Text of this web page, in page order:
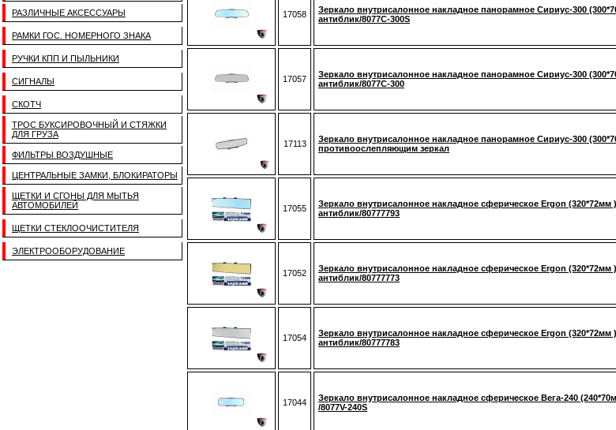
РАЗЛИЧНЫЕ АКСЕССУАРЫ
РАМКИ ГОС. НОМЕРНОГО ЗНАКА
РУЧКИ КПП И ПЫЛЬНИКИ
СИГНАЛЫ
СКОТЧ
ТРОС БУКСИРОВОЧНЫЙ И СТЯЖКИ
ДЛЯ ГРУЗА
ФИЛЬТРЫ ВОЗДУШНЫЕ
ЦЕНТРАЛЬНЫЕ ЗАМКИ, БЛОКИРАТОРЫ
ЩЕТКИ И СГОНЫ ДЛЯ МЫТЬЯ
АВТОМОБИЛЕЙ
ЩЕТКИ СТЕКЛООЧИСТИТЕЛЯ
ЭЛЕКТРООБОРУДОВАНИЕ
17058
Зеркало внутрисалонное накладное панорамное Сириус-300
антиблик/8077С-300S
17057
Зеркало внутрисалонное накладное панорамное Сириус-300
антиблик/8077С-300
17113
Зеркало внутрисалонное накладное панорамное Сириус-300
противоослепляющим зеркал
17055
Зеркало внутрисалонное накладное сферическое Ergon (320*72мм
антиблик/80777793
17052
Зеркало внутрисалонное накладное сферическое Ergon (320*72мм
антиблик/80777773
17054
Зеркало внутрисалонное накладное сферическое Ergon (320*72мм
антиблик/80777783
17044
Зеркало внутрисалонное накладное сферическое Вега-240
/8077V-240S